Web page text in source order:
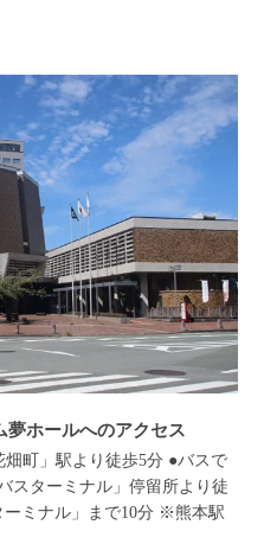
夢ホールへのアクセス
町」駅より徒歩5分 ●バスで
スターミナル」停留所より徒
ミナル」まで10分 ※熊本駅